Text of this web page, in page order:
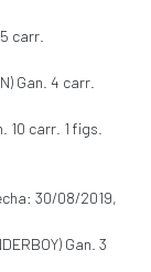
carr.
Gan. 4 carr.
10 carr. 1 figs.
30/08/2019,
Gan. 3